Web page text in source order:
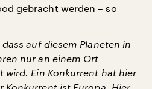
gebracht werden – so
auf diesem Planeten in
nur an einem Ort
Ein Konkurrent hat hier